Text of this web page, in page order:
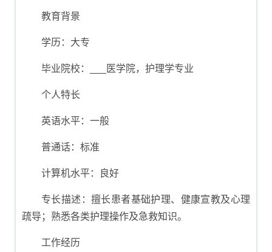
教育背景
学历：大专
毕业院校：___医学院，护理学专业
个人特长
英语水平：一般
普通话：标准
计算机水平：良好
专长描述：擅长患者基础护理、健康宣教及心理
疏导；熟悉各类护理操作及急救知识。
工作经历